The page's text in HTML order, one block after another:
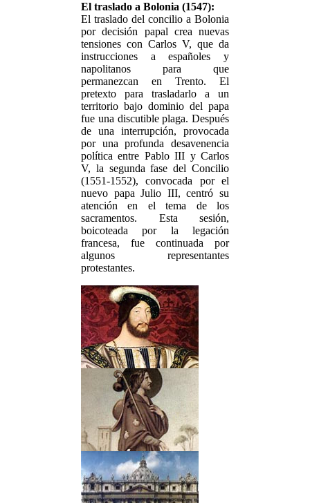
El traslado a Bolonia (1547):
El traslado del concilio a Bolonia
por decisión papal crea nuevas
tensiones con Carlos V, que da
instrucciones a españoles y
napolitanos para que
permanezcan en Trento. El
pretexto para trasladarlo a un
territorio bajo dominio del papa
fue una discutible plaga. Después
de una interrupción, provocada
por una profunda desavenencia
política entre Pablo III y Carlos
V, la segunda fase del Concilio
(1551-1552), convocada por el
nuevo papa Julio III, centró su
atención en el tema de los
sacramentos. Esta sesión,
boicoteada por la legación
francesa, fue continuada por
algunos representantes
protestantes.